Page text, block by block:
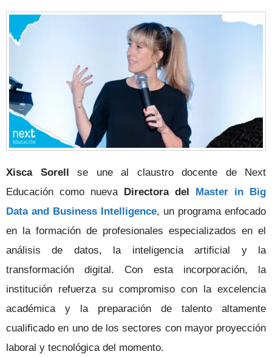
Xisca Sorell
se une al claustro docente de Next
Educación como nueva
Directora del
Master in Big
Data and Business Intelligence, un programa enfocado
en la formación de profesionales especializados en el
análisis de datos, la inteligencia artificial y la
transformación digital. Con esta incorporación, la
institución refuerza su compromiso con la excelencia
académica y la preparación de talento altamente
cualificado en uno de los sectores con mayor proyección
laboral y tecnológica del momento.